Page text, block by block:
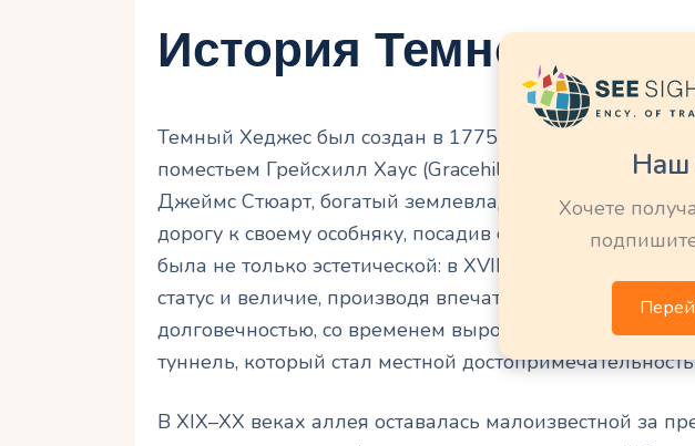
История Темного
Темный Хеджес был создан в 1775 году семьей
поместьем Грейсхилл Хаус (Gracehill House),
Джеймс Стюарт, богатый землевладелец, решил
дорогу к своему особняку, посадив около 150 буков по
была не только эстетической: в XVIII веке такие аллеи
статус и величие, производя впечатление на гостей.
долговечностью, со временем выросли и сплели
туннель, который стал местной
В XIX–XX веках аллея оставалась малоизвестной за
Наш
Хочете